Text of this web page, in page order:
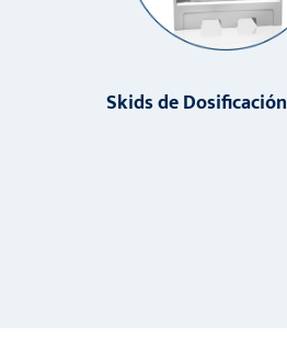
Skids de Dosificación